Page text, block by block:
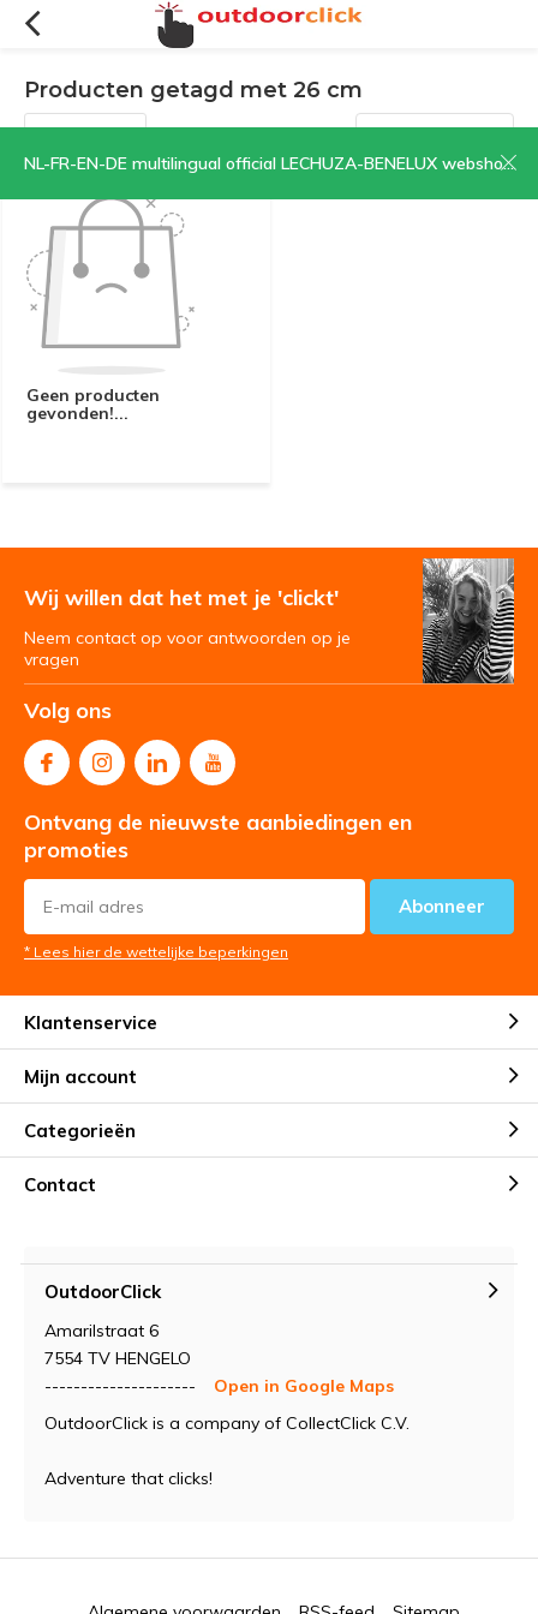
NL-FR-EN-DE multilingual official LECHUZA-BENELUX webshop | CLICK HERE NOW!
Producten getagd met 26 cm
Filters Sorteren op:
Geen producten
gevonden!...
Wij willen dat het met je 'clickt'
Neem contact op voor antwoorden op je
vragen
Volg ons
Ontvang de nieuwste aanbiedingen en
promoties
Abonneer
* Lees hier de wettelijke beperkingen
Klantenservice
Mijn account
Categorieën
Contact
OutdoorClick
Amarilstraat 6
7554 TV HENGELO
---------------------
Open in Google Maps
OutdoorClick is a company of CollectClick C.V.
Adventure that clicks!